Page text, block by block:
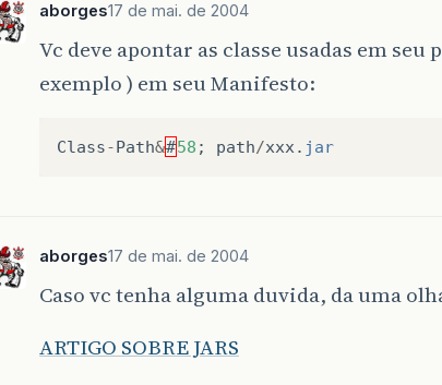
aborges17 de mai. de 2004
Vc deve apontar as classe usadas em
exemplo ) em seu Manifesto:
Class-Path&#58 ; path/xxx . jar
aborges17 de mai. de 2004
Caso vc tenha alguma duvida, da uma
ARTIGO SOBRE JARS